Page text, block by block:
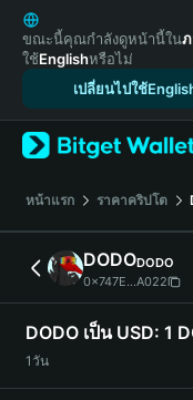
English
日本語
Tiếng Việt
Español
Türkçe
Français
Deutsch
简体中文
繁體中文
Português (Portugal)
Bahasa Indonesia
ภาษาไทย
हिन्दी
ขณะนี้คุณกำลังดูหน้านี้ใน
ใช้Englishหรือไม่
เปลี่ยนไปใช้
หน้าแรก ราคาคริปโต
DODODODO
0x747E...A022
DODO เป็น USD: 1
1วัน